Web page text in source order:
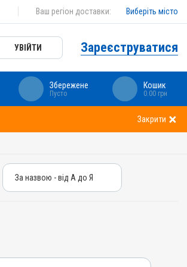
Ваш регіон доставки: Виберіть місто
УВІЙТИ Зареєструватися
Збережене
Пусто
Кошик
0.00 грн
Закрити
За назвою - від А до Я